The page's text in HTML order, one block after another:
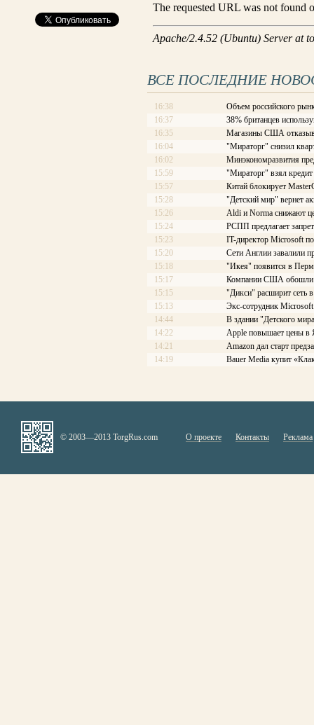
ВСЕ ПОСЛЕДНИЕ
16:38
Объем российского
16:37
38% британцев
16:35
Магазины США
16:04
"Мираторг" снизил
16:02
Минэкономразвития
15:59
"Мираторг" взял
15:57
Китай блокирует
15:28
"Детский мир" вернет
15:26
Aldi и Norma снижают
15:24
РСПП предлагает
15:23
IT-директор Microsoft
15:20
Сети Англии завалили
15:18
"Икея" появится в
15:17
Компании США обошли
15:15
"Дикси" расширит сеть
15:13
Экс-сотрудник
14:44
В здании "Детского
14:22
Apple повышает цены в
14:21
Amazon дал старт
14:19
Bauer Media купит
© 2003—2013 TorgRus.com О проекте Контакты Реклама